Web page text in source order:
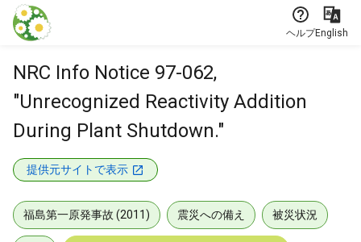
本文に飛ぶ
ヘルプEnglish
NRC Info Notice 97-062,
"Unrecognized Reactivity Addition
During Plant Shutdown."
提供元サイトで表示
福島第一原発事故 (2011) 震災への備え 被災状況